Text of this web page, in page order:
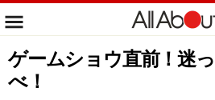
ゲームショウ直前！迷
べ！